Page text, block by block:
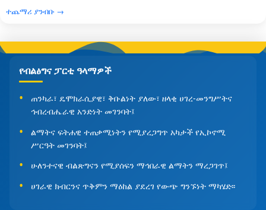
ተጨማሪ ያንብቡ →
የብልፅግና ፓርቲ ዓላማዎች
ጠንካራ፣ ዴሞክራሲያዊ፣ ቅቡልነት ያለው፣ ዘላቂ ሀገረ-መንግሥትና
ኅብረብሔራዊ አንድነት መገንባት፤
ልማትና ፍትሐዊ ተጠቃሚነትን የሚያረጋግጥ አካታች የኢኮኖሚ
ሥርዓት መገንባት፤
ሁለንተናዊ ብልጽግናን የሚያሰፍን ማኅበራዊ ልማትን ማረጋገጥ፤
ሀገራዊ ክብርንና ጥቅምን ማዕከል ያደረገ የውጭ ግንኙነት ማካሄድ፡፡